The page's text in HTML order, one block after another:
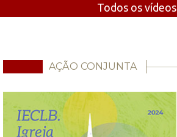
Todos os vídeos
AÇÃO CONJUNTA